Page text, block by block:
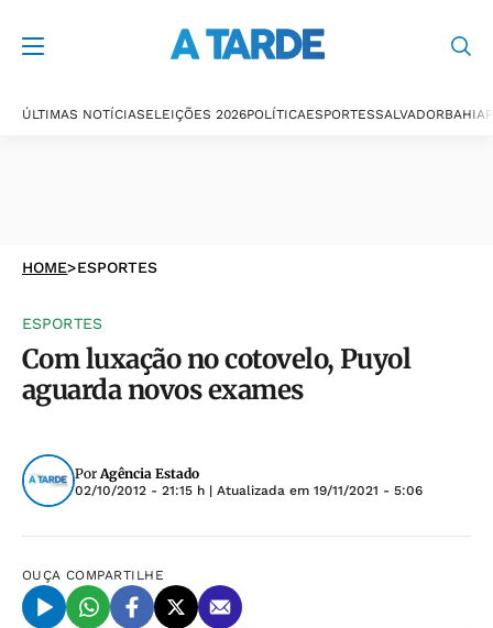
ÚLTIMAS NOTÍCIASELEIÇÕES 2026POLÍTICAESPORTESSALVADORBAHIA
HOME>ESPORTES
ESPORTES
Com luxação no cotovelo, Puyol
aguarda novos exames
PorAgência Estado
02/10/2012 - 21:15 h | Atualizada em 19/11/2021 - 5:06
OUÇA COMPARTILHE